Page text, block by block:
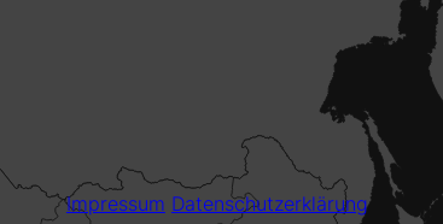
Impressum Datenschutzerklärung